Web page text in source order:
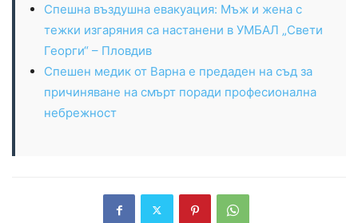
Спешна въздушна евакуация: Мъж и жена с
тежки изгаряния са настанени в УМБАЛ „Свети
Георги“ – Пловдив
Спешен медик от Варна е предаден на съд за
причиняване на смърт поради професионална
небрежност